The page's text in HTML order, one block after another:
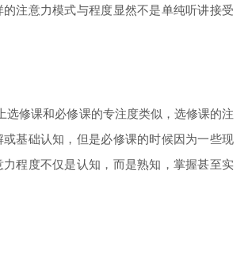
注意力模式与程度显然不是单纯听讲接受
选修课和必修课的专注度类似，选修课的注
基础认知，但是必修课的时候因为一些现
程度不仅是认知，而是熟知，掌握甚至实